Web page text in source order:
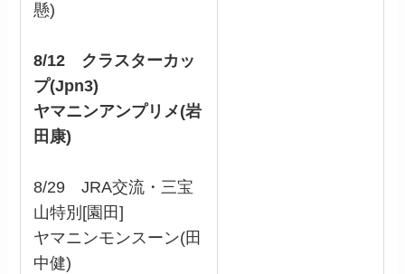
懸)
8/12 クラスターカッ
プ(Jpn3)
ヤマニンアンプリメ(岩
田康)
8/29 JRA交流・三宝
山特別[園田]
ヤマニンモンスーン(田
中健)